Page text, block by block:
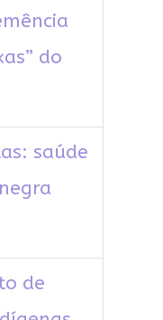
do
saúde
de